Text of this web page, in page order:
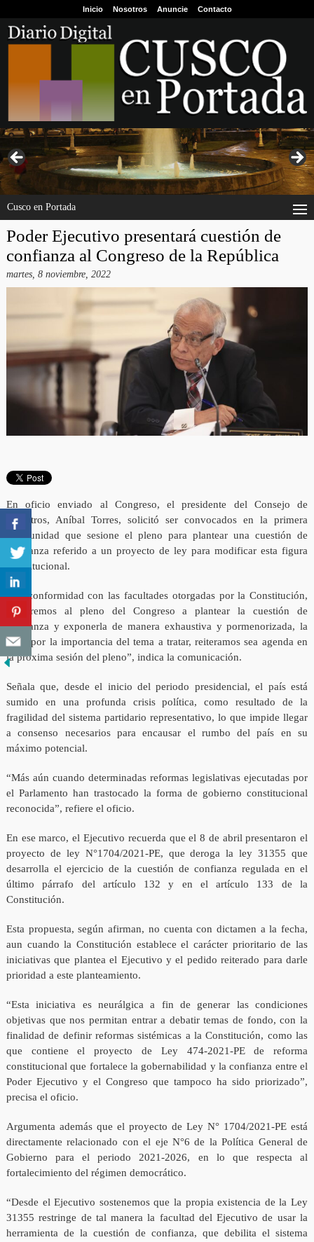
Inicio Nosotros Anuncie Contacto
Cusco en Portada
Poder Ejecutivo presentará cuestión de
confianza al Congreso de la República
martes, 8 noviembre, 2022
En oficio enviado al Congreso, el presidente del Consejo de
Ministros, Aníbal Torres, solicitó ser convocados en la primera
oportunidad que sesione el pleno para plantear una cuestión de
confianza referido a un proyecto de ley para modificar esta figura
constitucional.
“De conformidad con las facultades otorgadas por la Constitución,
acudiremos al pleno del Congreso a plantear la cuestión de
confianza y exponerla de manera exhaustiva y pormenorizada, la
cual, por la importancia del tema a tratar, reiteramos sea agenda en
la próxima sesión del pleno”, indica la comunicación.
Señala que, desde el inicio del periodo presidencial, el país está
sumido en una profunda crisis política, como resultado de la
fragilidad del sistema partidario representativo, lo que impide llegar
a consenso necesarios para encausar el rumbo del país en su
máximo potencial.
“Más aún cuando determinadas reformas legislativas ejecutadas por
el Parlamento han trastocado la forma de gobierno constitucional
reconocida”, refiere el oficio.
En ese marco, el Ejecutivo recuerda que el 8 de abril presentaron el
proyecto de ley N°1704/2021-PE, que deroga la ley 31355 que
desarrolla el ejercicio de la cuestión de confianza regulada en el
último párrafo del artículo 132 y en el artículo 133 de la
Constitución.
Esta propuesta, según afirman, no cuenta con dictamen a la fecha,
aun cuando la Constitución establece el carácter prioritario de las
iniciativas que plantea el Ejecutivo y el pedido reiterado para darle
prioridad a este planteamiento.
“Esta iniciativa es neurálgica a fin de generar las condiciones
objetivas que nos permitan entrar a debatir temas de fondo, con la
finalidad de definir reformas sistémicas a la Constitución, como las
que contiene el proyecto de Ley 474-2021-PE de reforma
constitucional que fortalece la gobernabilidad y la confianza entre el
Poder Ejecutivo y el Congreso que tampoco ha sido priorizado”,
precisa el oficio.
Argumenta además que el proyecto de Ley N° 1704/2021-PE está
directamente relacionado con el eje N°6 de la Política General de
Gobierno para el periodo 2021-2026, en lo que respecta al
fortalecimiento del régimen democrático.
“Desde el Ejecutivo sostenemos que la propia existencia de la Ley
31355 restringe de tal manera la facultad del Ejecutivo de usar la
herramienta de la cuestión de confianza, que debilita el sistema